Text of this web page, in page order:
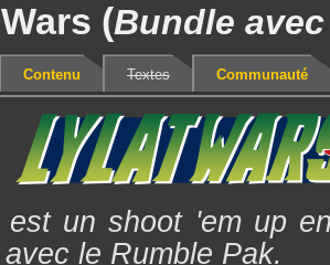
(Bundle
Contenu Textes Communauté
est un shoot 'em up
le Rumble Pak.